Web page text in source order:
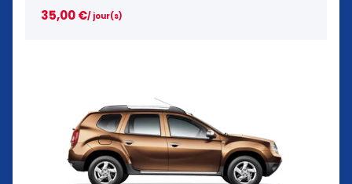
35,00€/ jour(s)